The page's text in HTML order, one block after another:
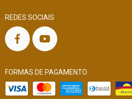
REDES SOCIAIS
FORMAS DE PAGAMENTO